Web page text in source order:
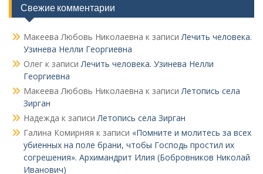
Свежие комментарии
Макеева Любовь Николаевна к записиЛечить человека.
Узинева Нелли Георгиевна
Олег к записиЛечить человека. Узинева Нелли
Георгиевна
Макеева Любовь Николаевна к записиЛетопись села
Зирган
Надежда к записиЛетопись села Зирган
Галина Комирняя к записи «Помните и молитесь за всех
убиенных на поле брани, чтобы Господь простил их
согрешения». Архимандрит Илия (Бобровников Николай
Иванович)